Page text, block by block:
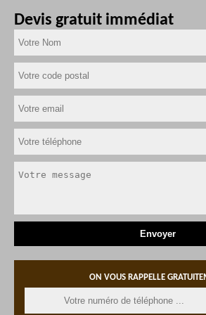
Devis gratuit immédiat
ON VOUS RAPPELLE